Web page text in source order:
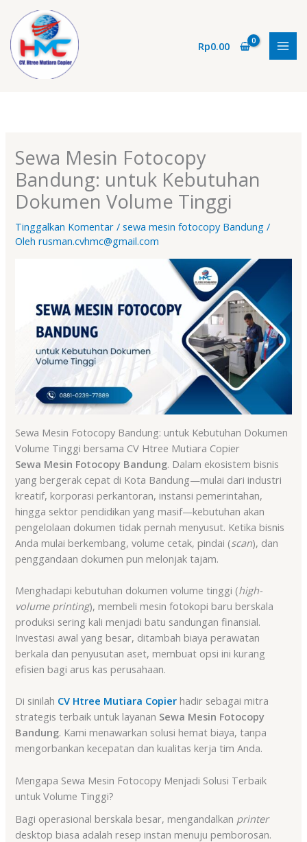
konten
Rp0.00
Sewa Mesin Fotocopy
Bandung: untuk Kebutuhan
Dokumen Volume Tinggi
Tinggalkan Komentar /sewa mesin fotocopy Bandung /
Olehrusman.cvhmc@gmail.com
Sewa Mesin Fotocopy Bandung: untuk Kebutuhan Dokumen
Volume Tinggi bersama CV Htree Mutiara Copier
Sewa Mesin Fotocopy Bandung. Dalam ekosistem bisnis
yang bergerak cepat di Kota Bandung—mulai dari industri
kreatif, korporasi perkantoran, instansi pemerintahan,
hingga sektor pendidikan yang masif—kebutuhan akan
pengelolaan dokumen tidak pernah menyusut. Ketika bisnis
Anda mulai berkembang, volume cetak, pindai (scan), dan
penggandaan dokumen pun melonjak tajam.
Menghadapi kebutuhan dokumen volume tinggi (high-
volume printing), membeli mesin fotokopi baru berskala
produksi sering kali menjadi batu sandungan finansial.
Investasi awal yang besar, ditambah biaya perawatan
berkala dan penyusutan aset, membuat opsi ini kurang
efisien bagi arus kas perusahaan.
Di sinilah CV Htree Mutiara Copier hadir sebagai mitra
strategis terbaik untuk layanan Sewa Mesin Fotocopy
Bandung. Kami menawarkan solusi hemat biaya, tanpa
mengorbankan kecepatan dan kualitas kerja tim Anda.
Mengapa Sewa Mesin Fotocopy Menjadi Solusi Terbaik
untuk Volume Tinggi?
Bagi operasional berskala besar, mengandalkan printer
desktop biasa adalah resep instan menuju pemborosan.